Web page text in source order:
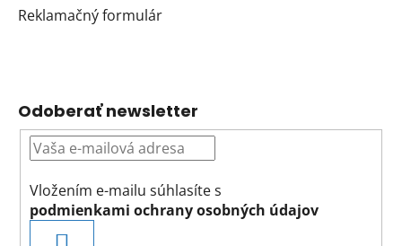
Reklamačný formulár
Odoberať newsletter
Vložením e-mailu súhlasíte s
podmienkami ochrany osobných údajov